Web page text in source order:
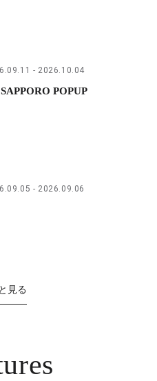
2026.10.04
POPUP
2026.09.06
見る